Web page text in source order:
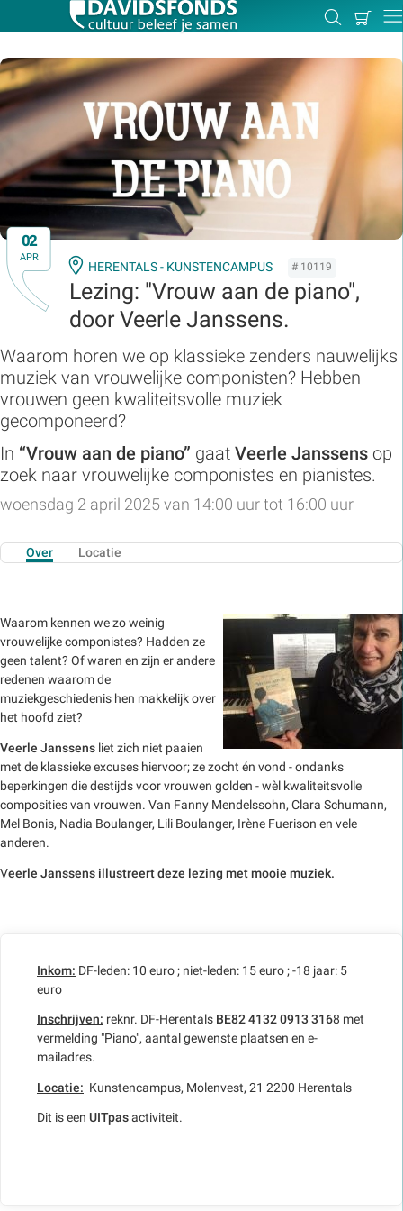
Zoeken
Mijn
02
APR
HERENTALS - KUNSTENCAMPUS # 10119
Lezing: "Vrouw aan de piano",
door Veerle Janssens.
Waarom horen we op klassieke zenders nauwelijks
muziek van vrouwelijke componisten? Hebben
vrouwen geen kwaliteitsvolle muziek
gecomponeerd?
In “Vrouw aan de piano” gaat Veerle Janssens op
zoek naar vrouwelijke componistes en pianistes.
woensdag 2 april 2025 van 14:00 uur tot 16:00 uur
Over Locatie
Waarom kennen we zo weinig
vrouwelijke componistes? Hadden ze
geen talent? Of waren en zijn er andere
redenen waarom de
muziekgeschiedenis hen makkelijk over
het hoofd ziet?
Veerle Janssens liet zich niet paaien
met de klassieke excuses hiervoor; ze zocht én vond - ondanks
beperkingen die destijds voor vrouwen golden - wèl kwaliteitsvolle
composities van vrouwen. Van Fanny Mendelssohn, Clara Schumann,
Mel Bonis, Nadia Boulanger, Lili Boulanger, Irène Fuerison en vele
anderen.
Veerle Janssens illustreert deze lezing met mooie muziek.
Inkom: DF-leden: 10 euro ; niet-leden: 15 euro ; -18 jaar: 5
euro
Inschrijven: reknr. DF-Herentals BE82 4132 0913 3168 met
vermelding "Piano", aantal gewenste plaatsen en e-
mailadres.
Locatie: Kunstencampus, Molenvest, 21 2200 Herentals
Dit is een UITpasactiviteit.
Zoek: